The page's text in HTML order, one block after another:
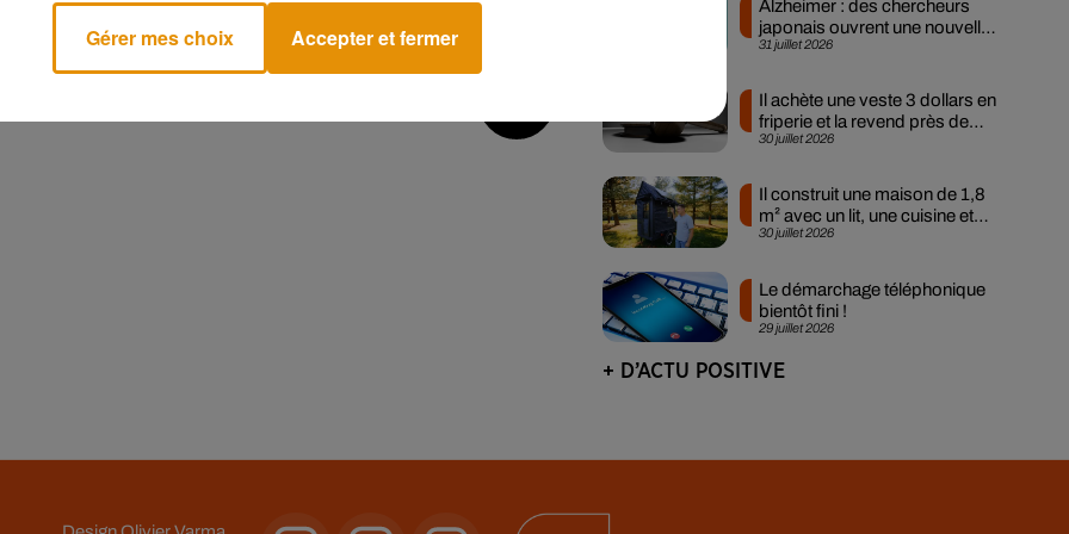
31 juillet 2026
Alzheimer : des chercheurs
japonais ouvrent une nouvelle
piste pour...
30 juillet 2026
Il achète une veste 3 dollars en
friperie et la revend près de
90...
30 juillet 2026
Il construit une maison de 1,8
m² avec un lit, une cuisine et
des...
29 juillet 2026
Le démarchage téléphonique
bientôt fini !
+ D’ACTU POSITIVE
Gérer mes choix Accepter et fermer